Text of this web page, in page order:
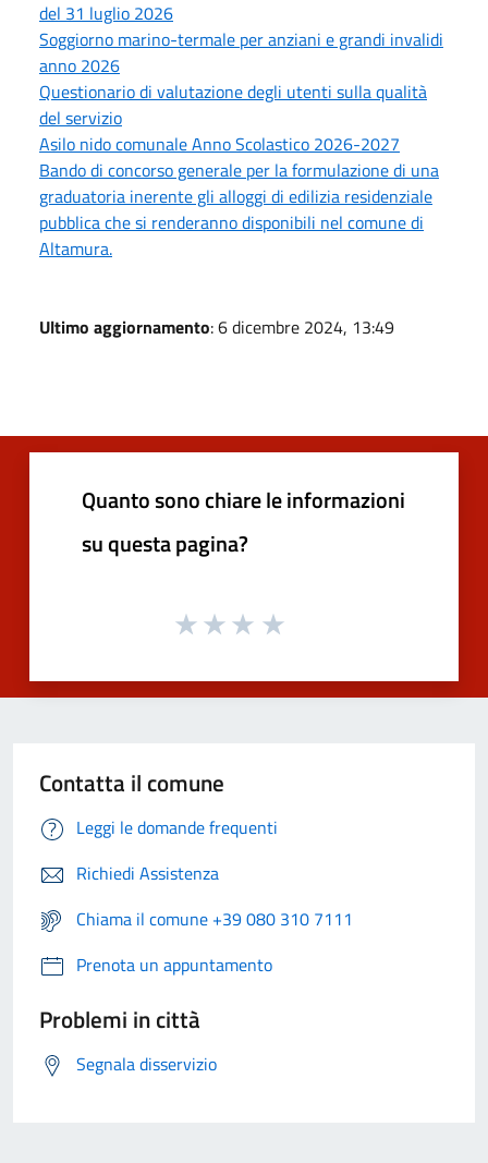
del 31 luglio 2026
Soggiorno marino-termale per anziani e grandi invalidi
anno 2026
Questionario di valutazione degli utenti sulla qualità
del servizio
Asilo nido comunale Anno Scolastico 2026-2027
Bando di concorso generale per la formulazione di una
graduatoria inerente gli alloggi di edilizia residenziale
pubblica che si renderanno disponibili nel comune di
Altamura.
Ultimo aggiornamento: 6 dicembre 2024, 13:49
Quanto sono chiare le informazioni
su questa pagina?
Contatta il comune
Leggi le domande frequenti
Richiedi Assistenza
Chiama il comune +39 080 310 7111
Prenota un appuntamento
Problemi in città
Segnala disservizio